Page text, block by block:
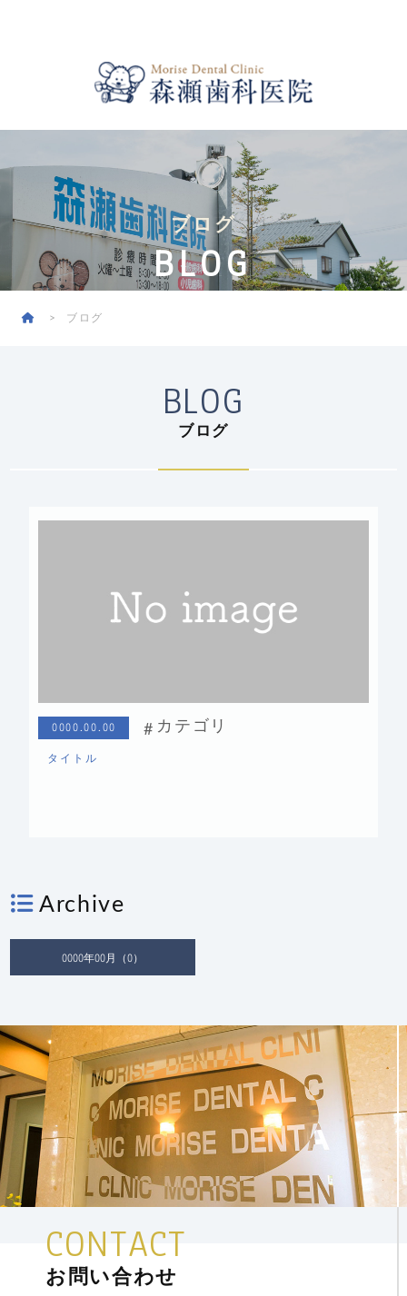
ブログ
BLOG
ブログ
BLOG
ブログ
0000.00.00 カテゴリ
タイトル
Archive
0000年00月（0）
CONTACT
お問い合わせ